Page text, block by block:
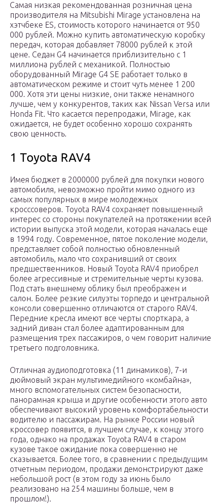
Самая низкая рекомендованная розничная цена
производителя на Mitsubishi Mirage установлена на
хэтчбеке ES, стоимость которого начинается от 950
000 рублей. Можно купить автоматическую коробку
передач, которая добавляет 78000 рублей к этой
цене. Седан G4 начинается приблизительно с 1
миллиона рублей с механикой. Полностью
оборудованный Mirage G4 SE работает только в
автоматическом режиме и стоит чуть менее 1 200
000. Хотя эти цены низкие, они также ненамного
лучше, чем у конкурентов, таких как Nissan Versa или
Honda Fit. Что касается перепродажи, Mirage, как
ожидается, не будет особенно хорошо сохранять
свою ценность.
1 Toyota RAV4
Имея бюджет в 2000000 рублей для покупки нового
автомобиля, невозможно пройти мимо одного из
самых популярных в мире молодежных
кросссоверов. Toyota RAV4 сохраняет повышенный
интерес со стороны покупателей на протяжении всей
истории выпуска этой модели, которая началась еще
в 1994 году. Современное, пятое поколение модели,
представляет собой полностью обновленный
автомобиль, мало что сохранивший от своих
предшественников. Новый Toyota RAV4 приобрел
более агрессивные и стремительные черты кузова.
Под стать внешнему облику был преображен и
салон. Более резкие силуэты торпедо и центральной
консоли совершенно отличаются от старого RAV4.
Передние кресла имеют все черты спорткара, а
задний диван стал более адаптированным для
размещения трех пассажиров, о чем говорит наличие
третьего подголовника.
Отличная аудиоподготовка (11 динамиков), 7-и
дюймовый экран мультимедийного «комбайна»,
много вспомогательных систем безопасности,
панорамная крыша и другие особенности этого авто
обеспечивают высокий уровень комфортабельности
водителю и пассажирам. На рынке России новый
кроссовер появится, в лучшем случае, к концу этого
года, однако на продажах Toyota RAV4 в старом
кузове такое ожидание пока совершенно не
сказывается. Более того, в сравнении с предыдущим
отчетным периодом, продажи демонстрируют даже
небольшой рост (в этом году за июнь было
реализовано на 254 машины больше, чем в
прошлом!).